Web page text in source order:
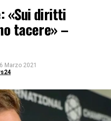
«Sui diritti
tacere» –
Marzo 2021